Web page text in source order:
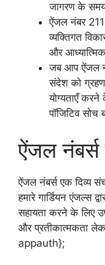
जागरण के
ऐंजल नंबर
व्यक्तिगत
और
जब आप ऐंजल
संदेश को ग्रहण
योग्यताएँ
पॉजिटिव सोच
ऐंजल
ऐंजल नंबर्स एक दिव्य
हमारे गार्डियन एंजल्स
सहायता करने के लिए
और प्रतीकात्मकता
appauth};